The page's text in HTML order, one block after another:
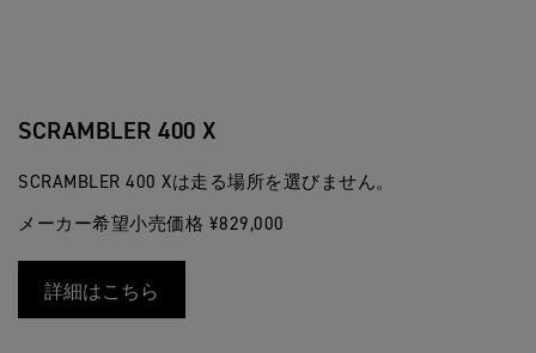
SCRAMBLER 400 X
SCRAMBLER 400 Xは走る場所を選びません。
メーカー希望小売価格 ¥829,000
詳細はこちら